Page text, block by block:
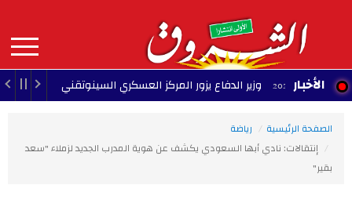
contenu
principal
MAIN
NAVIGATION الأخباروزير الدفاع يزور المركز العسكري السينوتقني 23:05 - 2026/08/07
الصفحة الرئيسية
رياضة
إنتقالات: نادي أبها السعودي يكشف عن هوية المدرب الجديد لزملاء "سعد
بقير"